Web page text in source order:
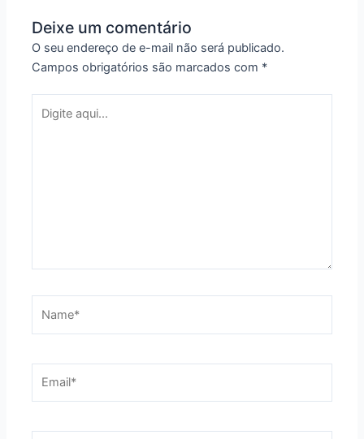
Deixe um comentário
O seu endereço de e-mail não será publicado.
Campos obrigatórios são marcados com *
aqui...